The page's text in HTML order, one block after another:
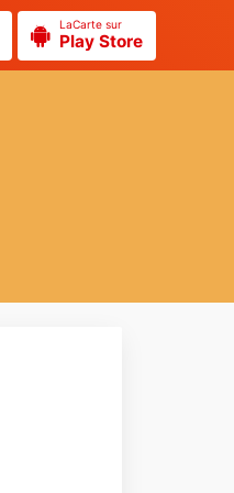
LaCarte sur
Play Store